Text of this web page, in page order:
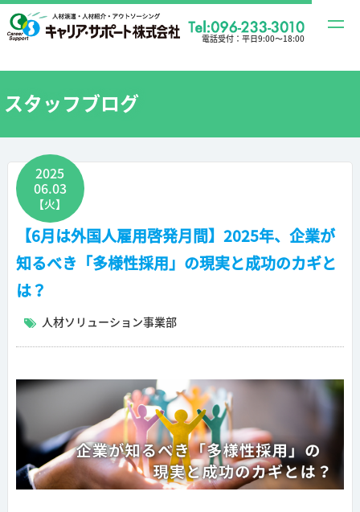
t
g
e
電話受付：平日9:00〜18:00
スタッフブログ
2025
06.03
【火】
【6月は外国人雇用啓発月間】2025年、企業が
知るべき「多様性採用」の現実と成功のカギと
は？
人材ソリューション事業部